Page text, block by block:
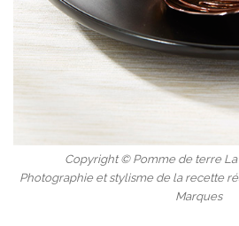
Copyright © Pomme de terre La
Photographie et stylisme de la recette
Marques